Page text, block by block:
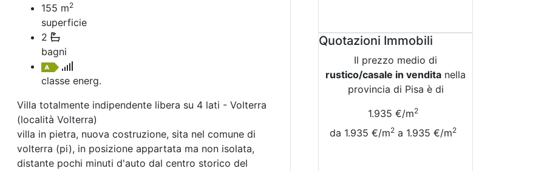
Multiproprietà
Palazzo/Stabile
Box/Garage
Negozi e Attivita Commerciali in Vendita
Attività/Licenza Commerciale
Azienda Agricola
Bed & Breakfast
Albergo
Laboratorio Artigianale
Negozio/locale commerciale
Agriturismo
155 m2
superficie
2
bagni
classe energ.
Villa totalmente indipendente libera su 4 lati - Volterra
(località Volterra)
villa in pietra, nuova costruzione, sita nel comune di
volterra (pi), in posizione appartata ma non isolata,
distante pochi minuti d'auto dal centro storico del
Quotazioni Immobili
Il prezzo medio di
rustico/casale in vendita nella
provincia di Pisa è di
1.935 €/m2
da 1.935 €/m2 a 1.935 €/m2